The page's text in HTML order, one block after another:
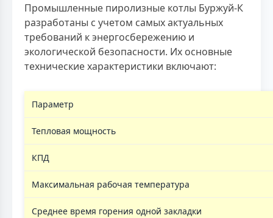
Промышленные пиролизные котлы Буржуй-К
разработаны с учетом самых актуальных
требований к энергосбережению и
экологической безопасности. Их основные
технические характеристики включают:
Параметр
Тепловая мощность
КПД
Максимальная рабочая температура
Среднее время горения одной закладки